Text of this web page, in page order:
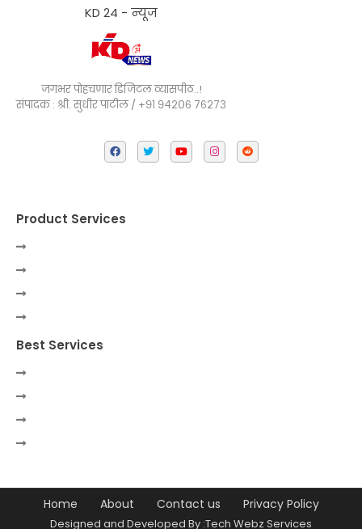
KD 24 - न्यूज
जगभर पोहचणारं डिजिटल व्यासपीठ..!
संपादक : श्री. सुधीर पाटील / +९१ ९४२०६ ७६२७३
Product Services
Best Services
Home About Contact us Privacy Policy
Designed and Developed By :Tech Webz Services